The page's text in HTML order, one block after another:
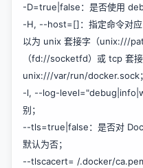
-D=true|false：是否使用
-H, --host=[]：指定命令对
以为 unix 套接字（unix:///
（fd://socketfd）或 tcp 套
unix:///var/run/
-l, --log-
别；
--tls=true|false：是否对
默认为否；
--tlscacert= /.docker/